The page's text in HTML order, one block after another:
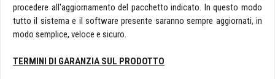
procedere all'aggiornamento del pacchetto indicato. In questo modo
tutto il sistema e il software presente saranno sempre aggiornati, in
modo semplice, veloce e sicuro.
TERMINI DI GARANZIA SUL PRODOTTO